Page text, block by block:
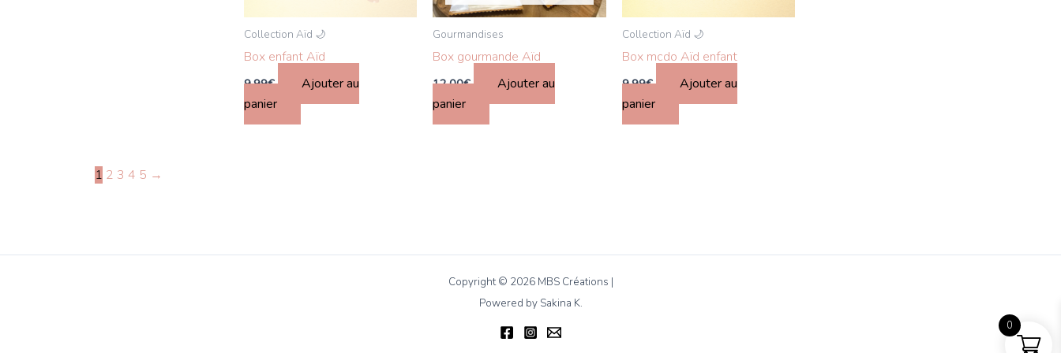
Collection Aïd 🌙
Box enfant Aïd
9.99€
Ajouter au
panier
Gourmandises
Box gourmande Aïd
12.00€
Ajouter au
panier
être
choisies
sur
page
du
Collection Aïd 🌙
Box mcdo Aïd enfant
9.99€
Ajouter au
panier
1 2 3 4 5 →
Copyright © 2026 MBS Créations |
Powered by Sakina K.
0